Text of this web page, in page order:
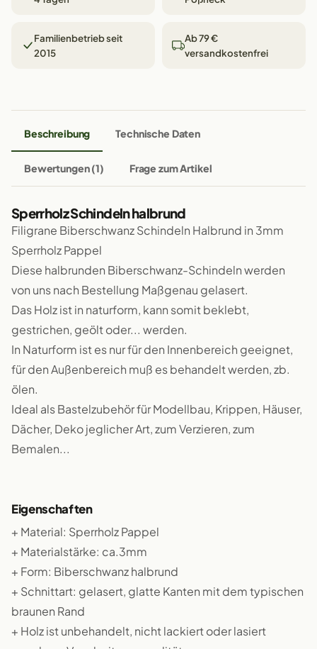
Familienbetrieb seit
2015
Ab 79 €
versandkostenfrei
Beschreibung Technische Daten
Bewertungen (1) Frage zum Artikel
Sperrholz Schindeln halbrund
Filigrane Biberschwanz Schindeln Halbrund in 3mm
Sperrholz Pappel
Diese halbrunden Biberschwanz-Schindeln werden
von uns nach Bestellung Maßgenau gelasert.
Das Holz ist in naturform, kann somit beklebt,
gestrichen, geölt oder... werden.
In Naturform ist es nur für den Innenbereich geeignet,
für den Außenbereich muß es behandelt werden, zb.
ölen.
Ideal als Bastelzubehör für Modellbau, Krippen, Häuser,
Dächer, Deko jeglicher Art, zum Verzieren, zum
Bemalen...
Eigenschaften
+ Material: Sperrholz Pappel
+ Materialstärke: ca.3mm
+ Form: Biberschwanz halbrund
+ Schnittart: gelasert, glatte Kanten mit dem typischen
braunen Rand
+ Holz ist unbehandelt, nicht lackiert oder lasiert